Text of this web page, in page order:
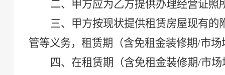
二、甲方应为乙方提供办理经营证照
三、甲方按现状提供租赁房屋现有
管等义务，租赁期 （含免租金装修期/市场
四、在租赁期 （含免租金装修期/市场